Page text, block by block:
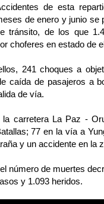
de esta
de enero y junio se
tránsito, de los que
choferes en estado de
241 choques a
caída de pasajeros a
de vía.
carretera La Paz -
77 en la vía a
y un accidente en la
número de muertes
y 1.093 heridos.